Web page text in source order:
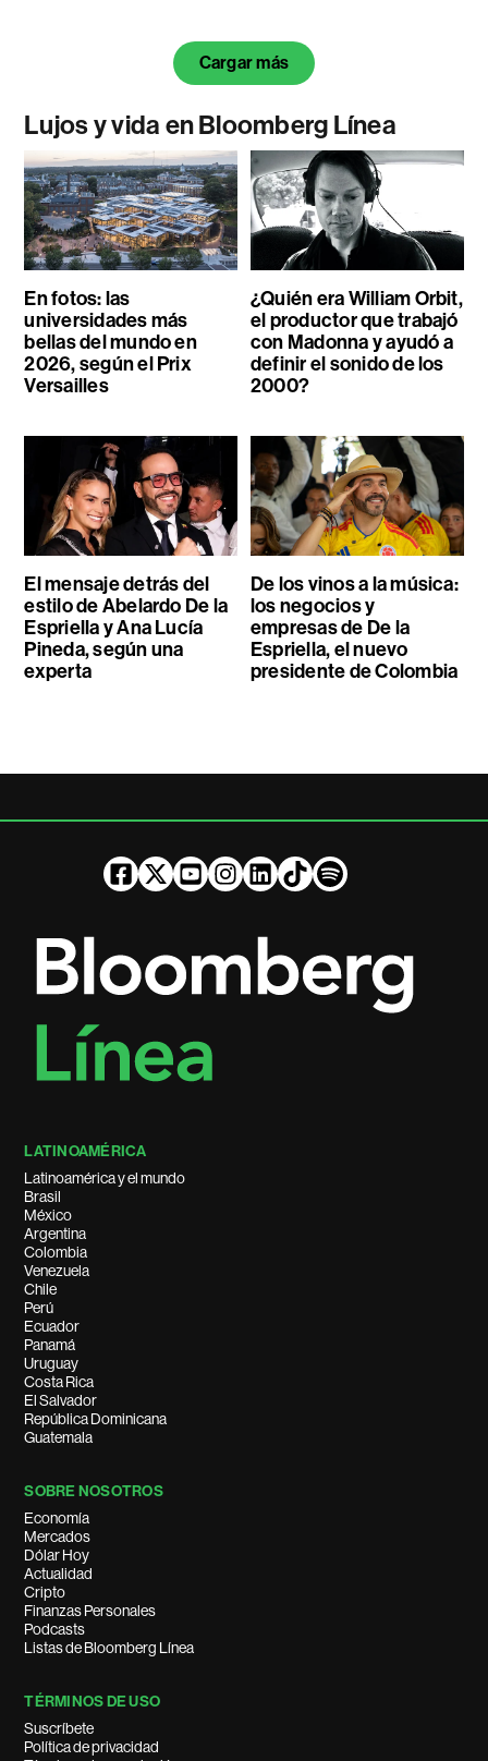
Cargar más
Lujos y vida en Bloomberg Línea
En fotos: las
universidades más
bellas del mundo en
2026, según el Prix
Versailles
¿Quién era William Orbit,
el productor que trabajó
con Madonna y ayudó a
definir el sonido de los
2000?
El mensaje detrás del
estilo de Abelardo De la
Espriella y Ana Lucía
Pineda, según una
experta
De los vinos a la música:
los negocios y
empresas de De la
Espriella, el nuevo
presidente de Colombia
LATINOAMÉRICA
Latinoamérica y el mundo
Brasil
México
Argentina
Colombia
Venezuela
Chile
Perú
Ecuador
Panamá
Uruguay
Costa Rica
El Salvador
República Dominicana
Guatemala
SOBRE NOSOTROS
Economía
Mercados
Dólar Hoy
Actualidad
Cripto
Finanzas Personales
Podcasts
Listas de Bloomberg Línea
TÉRMINOS DE USO
Suscríbete
Política de privacidad